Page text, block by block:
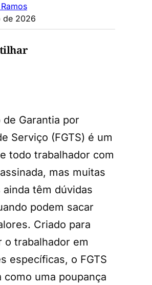
de 2026
de Garantia por
Serviço (FGTS) é um
todo trabalhador com
mas muitas
ainda têm dúvidas
podem sacar
Criado para
o trabalhador em
específicas, o FGTS
como uma poupança